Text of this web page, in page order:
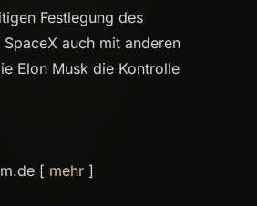
Festlegung des
auch mit anderen
Elon Musk die Kontrolle
[ mehr ]